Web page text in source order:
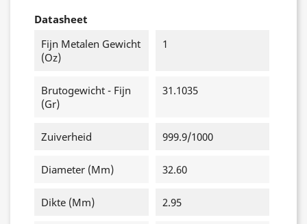
Datasheet
Fijn Metalen Gewicht
(oz)
1
Brutogewicht - Fijn
(gr)
31.1035
Zuiverheid 999.9/1000
Diameter (mm) 32.60
Dikte (mm) 2.95